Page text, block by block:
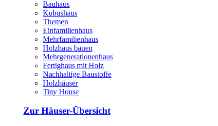
Bauhaus
Kubushaus
Themen
Einfamilienhaus
Mehrfamilienhaus
Holzhaus bauen
Mehrgenerationenhaus
Fertighaus mit Holz
Nachhaltige Baustoffe
Holzhäuser
Tiny House
Zur Häuser-Übersicht